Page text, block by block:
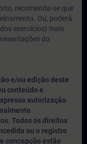
recomenda-se que
Ou, poderá
exercícios) mais
do
e/ou edição deste
conteúdo e
autorização
Todos os direitos
ou o registro
concepção estão